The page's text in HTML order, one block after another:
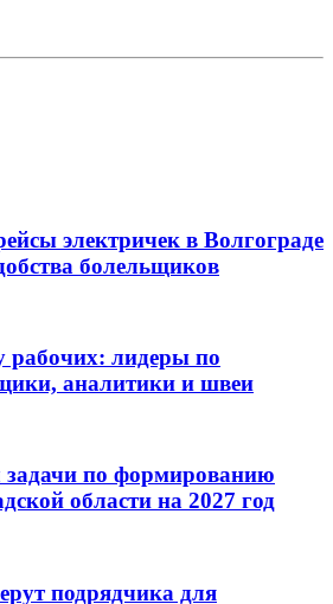
электричек в Волгограде
болельщиков
рабочих: лидеры по
аналитики и швеи
задачи по формированию
области на 2027 год
подрядчика для